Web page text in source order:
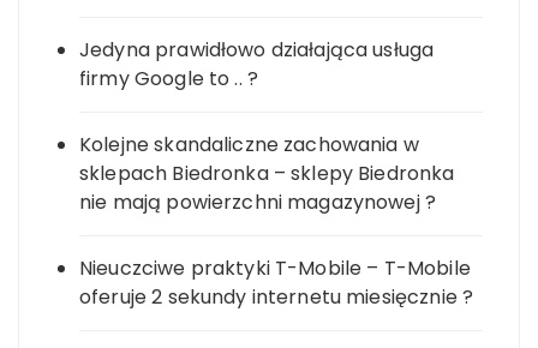
Jedyna prawidłowo działająca usługa
firmy Google to .. ?
Kolejne skandaliczne zachowania w
sklepach Biedronka – sklepy Biedronka
nie mają powierzchni magazynowej ?
Nieuczciwe praktyki T-Mobile – T-Mobile
oferuje 2 sekundy internetu miesięcznie ?